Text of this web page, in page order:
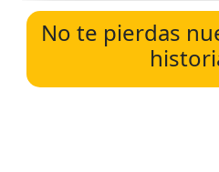
No te pierdas